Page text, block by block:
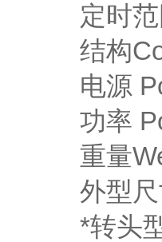
定时
结构
电源
功率
重量
外型
*转头型